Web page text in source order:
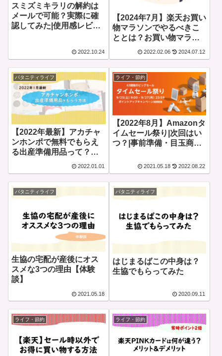
スミズミキラリの解約は
メールで可能？実際に確
認してみた|使用感レビュ
2022.10.24
【2024年7月】楽天お買い
物マラソンでやるべきこ
ととは？お買い物マラソ
ンの事前準備・お得情報
まとめ
2022.02.06 2024.07.12
パタニティライフ
【2022年最新】アカチャ
ンホンポで無料でもらえ
る出産準備用品って？実
際に貰った内容を紹介
2022.01.01
ライフ・節約
【2022年8月】Amazonタ
イムセール祭り|次回はい
つ？|事前準備・目玉商品
2021.05.18 2022.08.22
パタニティライフ
生協の宅配が産後にオス
スメな3つの理由【体験
談】
2021.05.18
パタニティライフ
はじまるばこの中身は？
生協でもらってみた
2020.09.11
ライフ・節約 ライフ・節約